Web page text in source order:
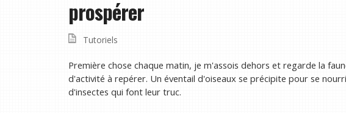
prospérer
Tutoriels
Première chose chaque matin, je m'assois dehors et regarde la
d'activité à repérer. Un éventail d'oiseaux se précipite pour se
d'insectes qui font leur truc.